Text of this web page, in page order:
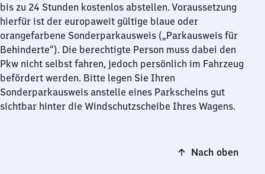
bis zu 24 Stunden kostenlos abstellen. Voraussetzung
hierfür ist der europaweit gültige blaue oder
orangefarbene Sonderparkausweis („Parkausweis für
Behinderte“). Die berechtigte Person muss dabei den
Pkw nicht selbst fahren, jedoch persönlich im Fahrzeug
befördert werden. Bitte legen Sie Ihren
Sonderparkausweis anstelle eines Parkscheins gut
sichtbar hinter die Windschutzscheibe Ihres Wagens.
Nach oben